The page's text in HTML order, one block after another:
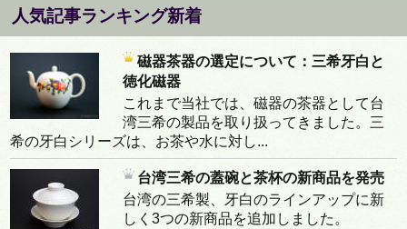
人気記事ランキング新着
磁器茶器の選定について：三希牙白と
徳化磁器
これまで当社では、磁器の茶器として台
湾三希の製品を取り扱ってきました。三
希の牙白シリーズは、お茶や水に対し...
台湾三希の蓋碗と茶杯の新商品を発売
台湾の三希製、牙白のラインアップに新
しく3つの新商品を追加しました。